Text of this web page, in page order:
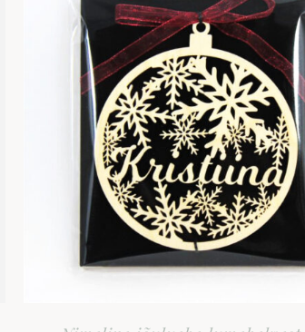
SELLEL
TOOTEL
ON
MITU
VARIANTI.
VALIKUID
SAAB
TOOTELEHEL.